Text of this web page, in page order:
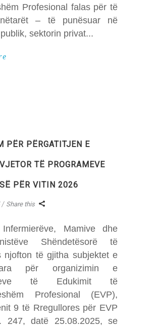
Profesional falas për të
– të punësuar në
sektorin privat
PËR PËRGATITJEN E
TË PROGRAMEVE
PËR VITIN 2026
Share this
Mamive dhe
Shëndetësorë të
njofton të gjitha subjektet e
për organizimin e
të Edukimit të
Profesional (EVP),
9 të Rregullores për EVP
247, datë 25.08.2025, se